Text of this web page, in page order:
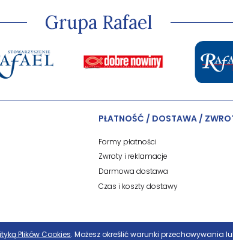
Plików Cookies. Możesz określić warunki przechowywania
Grupa Rafael
PŁATNOŚĆ / DOSTAWA /
Formy płatności
Zwroty i reklamacje
Darmowa dostawa
Czas i koszty dostawy
Sklep internetowy Shoper Premium